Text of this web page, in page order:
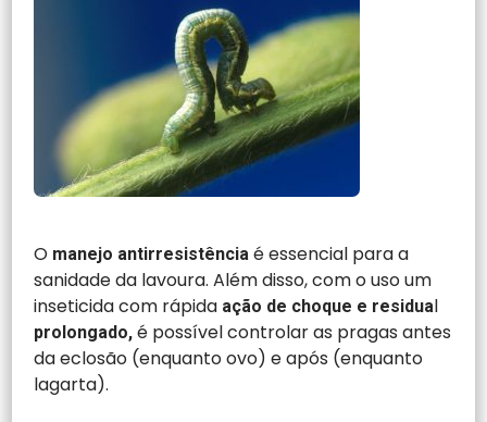
O manejo antirresistência é essencial para a
sanidade da lavoura. Além disso, com o uso um
inseticida com rápida ação de choque e residual
prolongado,é possível controlar as pragas antes
da eclosão (enquanto ovo) e após (enquanto
lagarta).